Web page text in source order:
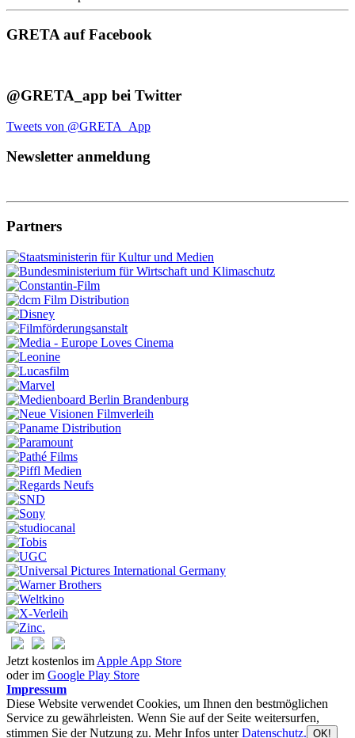
GRETA auf Facebook
@GRETA_app bei Twitter
Tweets von @GRETA_App
Newsletter anmeldung
Partners
Jetzt kostenlos im Apple App Store
oder im Google Play Store
Impressum
Diese Website verwendet Cookies, um Ihnen den bestmöglichen
Service zu gewährleisten. Wenn Sie auf der Seite weitersurfen,
stimmen Sie der Nutzung zu. Mehr Infos unterDatenschutz. OK!